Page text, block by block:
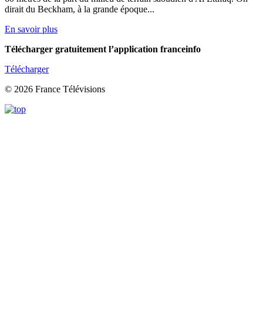
dirait du Beckham, à la grande époque...
En savoir plus
Télécharger gratuitement l’application franceinfo
Télécharger
© 2026 France Télévisions